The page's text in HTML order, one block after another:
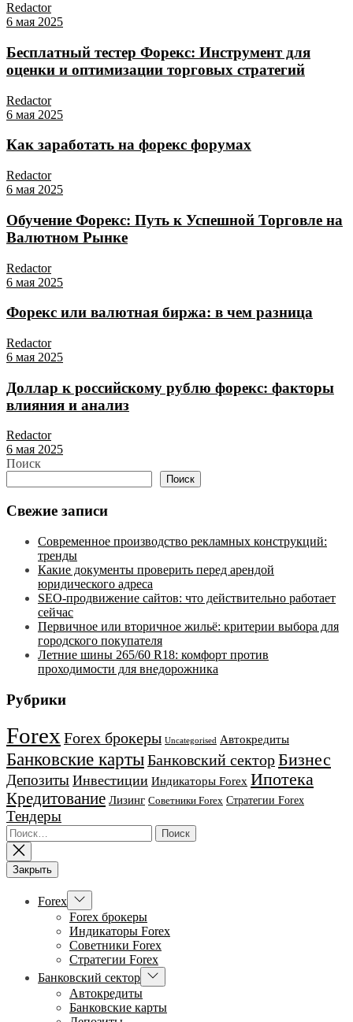
Redactor
6 мая 2025
Бесплатный тестер Форекс: Инструмент для
оценки и оптимизации торговых стратегий
Redactor
6 мая 2025
Как заработать на форекс форумах
Redactor
6 мая 2025
Обучение Форекс: Путь к Успешной Торговле на
Валютном Рынке
Redactor
6 мая 2025
Форекс или валютная биржа: в чем разница
Redactor
6 мая 2025
Доллар к российскому рублю форекс: факторы
влияния и анализ
Redactor
6 мая 2025
Поиск
Поиск
Свежие записи
Современное производство рекламных конструкций:
тренды
Какие документы проверить перед арендой
юридического адреса
SEO-продвижение сайтов: что действительно работает
сейчас
Первичное или вторичное жильё: критерии выбора для
городского покупателя
Летние шины 265/60 R18: комфорт против
проходимости для внедорожника
Рубрики
Forex Forex брокеры Uncategorised Автокредиты
Банковские картыБанковский секторБизнес
Депозиты Инвестиции Индикаторы Forex Ипотека
Кредитование Лизинг Советники Forex Стратегии Forex
Тендеры
Найти:
Закрыть
Forex Показывать
подменю
Forex брокеры
Индикаторы Forex
Советники Forex
Стратегии Forex
Банковский сектор Показывать
подменю
Автокредиты
Банковские карты